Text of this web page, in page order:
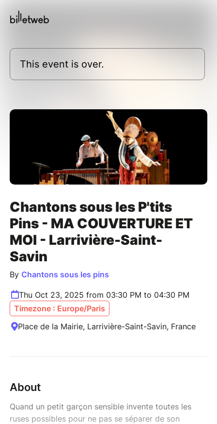
This event is over.
Chantons sous les P'tits
Pins - MA COUVERTURE ET
MOI - Larrivière-Saint-
Savin
By Chantons sous les pins
Thu Oct 23, 2025 from 03:30 PM to 04:30 PM
Timezone : Europe/Paris
Place de la Mairie, Larrivière-Saint-Savin, France
About
Quand un petit garçon sensible invente toutes les
ruses possibles pour ne pas se séparer de son